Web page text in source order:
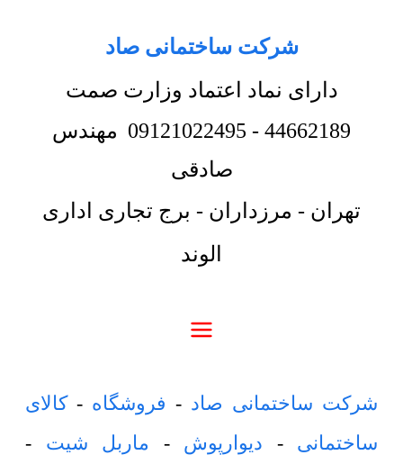
شرکت ساختمانی صاد
دارای نماد اعتماد وزارت صمت
44662189
-
09121022495 مهندس
صادقی
تهران - مرزداران - برج تجاری اداری
الوند
شرکت ساختمانی صاد - فروشگاه -کالای
ساختمانی - دیوارپوش - ماربل شیت -